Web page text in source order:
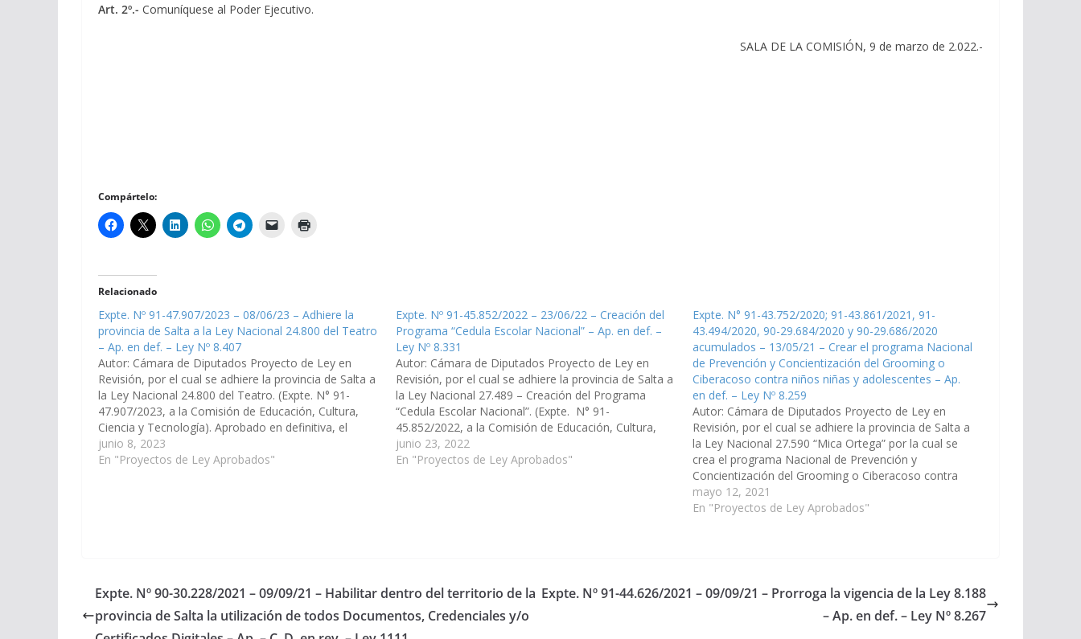
Art. 2º.- Comuníquese al Poder Ejecutivo.
SALA DE LA COMISIÓN, 9 de marzo de 2.022.-
Compártelo:
Relacionado
Expte. Nº 91-47.907/2023 – 08/06/23 – Adhiere la
provincia de Salta a la Ley Nacional 24.800 del Teatro
– Ap. en def. – Ley Nº 8.407
Autor: Cámara de Diputados Proyecto de Ley en
Revisión, por el cual se adhiere la provincia de Salta a
la Ley Nacional 24.800 del Teatro. (Expte. N° 91-
47.907/2023, a la Comisión de Educación, Cultura,
Ciencia y Tecnología). Aprobado en definitiva, el
30/11/2023 Poder Ejecutivo para su Promulgación.
Ley Nº 8.407 Decreto…
junio 8, 2023
En "Proyectos de Ley Aprobados"
Expte. Nº 91-45.852/2022 – 23/06/22 – Creación del
Programa “Cedula Escolar Nacional” – Ap. en def. –
Ley Nº 8.331
Autor: Cámara de Diputados Proyecto de Ley en
Revisión, por el cual se adhiere la provincia de Salta a
la Ley Nacional 27.489 – Creación del Programa
“Cedula Escolar Nacional”. (Expte. N° 91-
45.852/2022, a la Comisión de Educación, Cultura,
Ciencia y Tecnología). Aprobado en definitiva, el
28/07/2022 Poder Ejecutivo para…
junio 23, 2022
En "Proyectos de Ley Aprobados"
Expte. N° 91-43.752/2020; 91-43.861/2021, 91-
43.494/2020, 90-29.684/2020 y 90-29.686/2020
acumulados – 13/05/21 – Crear el programa Nacional
de Prevención y Concientización del Grooming o
Ciberacoso contra niños niñas y adolescentes – Ap.
en def. – Ley Nº 8.259
Autor: Cámara de Diputados Proyecto de Ley en
Revisión, por el cual se adhiere la provincia de Salta a
la Ley Nacional 27.590 “Mica Ortega” por la cual se
crea el programa Nacional de Prevención y
Concientización del Grooming o Ciberacoso contra
niños niñas y adolescentes; y se adhiere a la…
mayo 12, 2021
En "Proyectos de Ley Aprobados"
Expte. Nº 90-30.228/2021 – 09/09/21 – Habilitar dentro del territorio de la
provincia de Salta la utilización de todos Documentos, Credenciales y/o
Expte. Nº 91-44.626/2021 – 09/09/21 – Prorroga la vigencia de la Ley 8.188
– Ap. en def. – Ley Nº 8.267